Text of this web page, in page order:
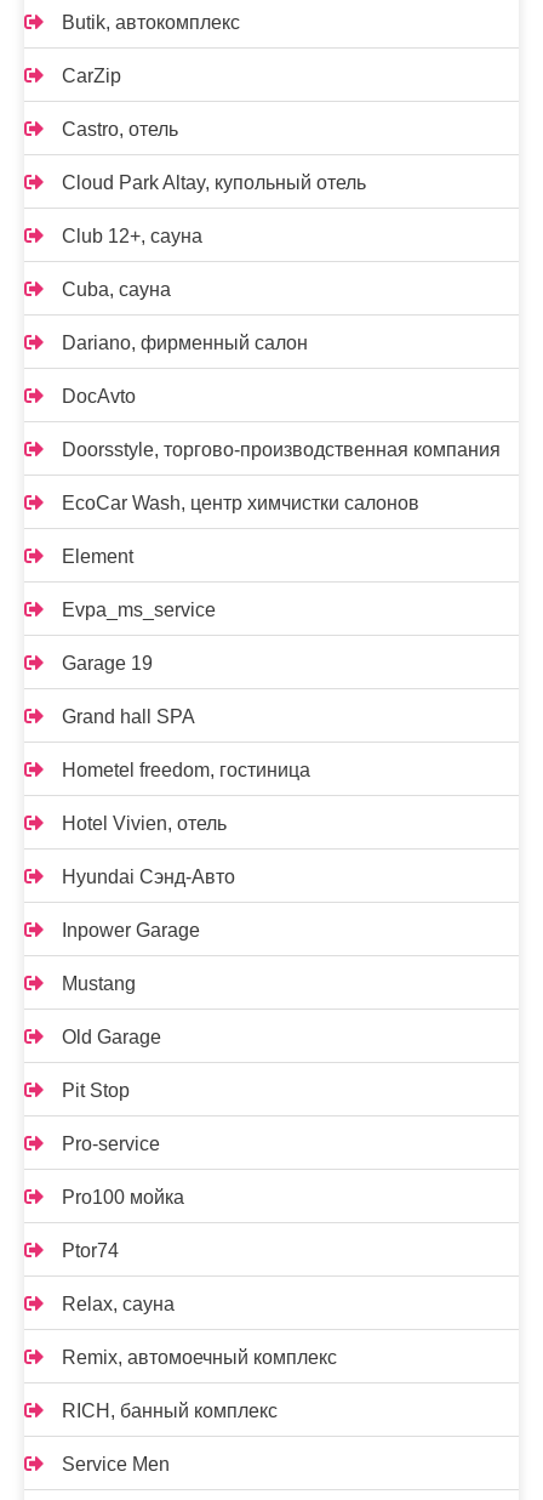
Butik, автокомплекс
CarZip
Castro, отель
Cloud Park Altay, купольный отель
Club 12+, сауна
Cuba, сауна
Dariano, фирменный салон
DocAvto
Doorsstyle, торгово-производственная компания
EcoCar Wash, центр химчистки салонов
Element
Evpa_ms_service
Garage 19
Grand hall SPA
Hometel freedom, гостиница
Hotel Vivien, отель
Hyundai Сэнд-Авто
Inpower Garage
Mustang
Old Garage
Pit Stop
Pro-service
Pro100 мойка
Ptor74
Relax, сауна
Remix, автомоечный комплекс
RICH, банный комплекс
Service Men